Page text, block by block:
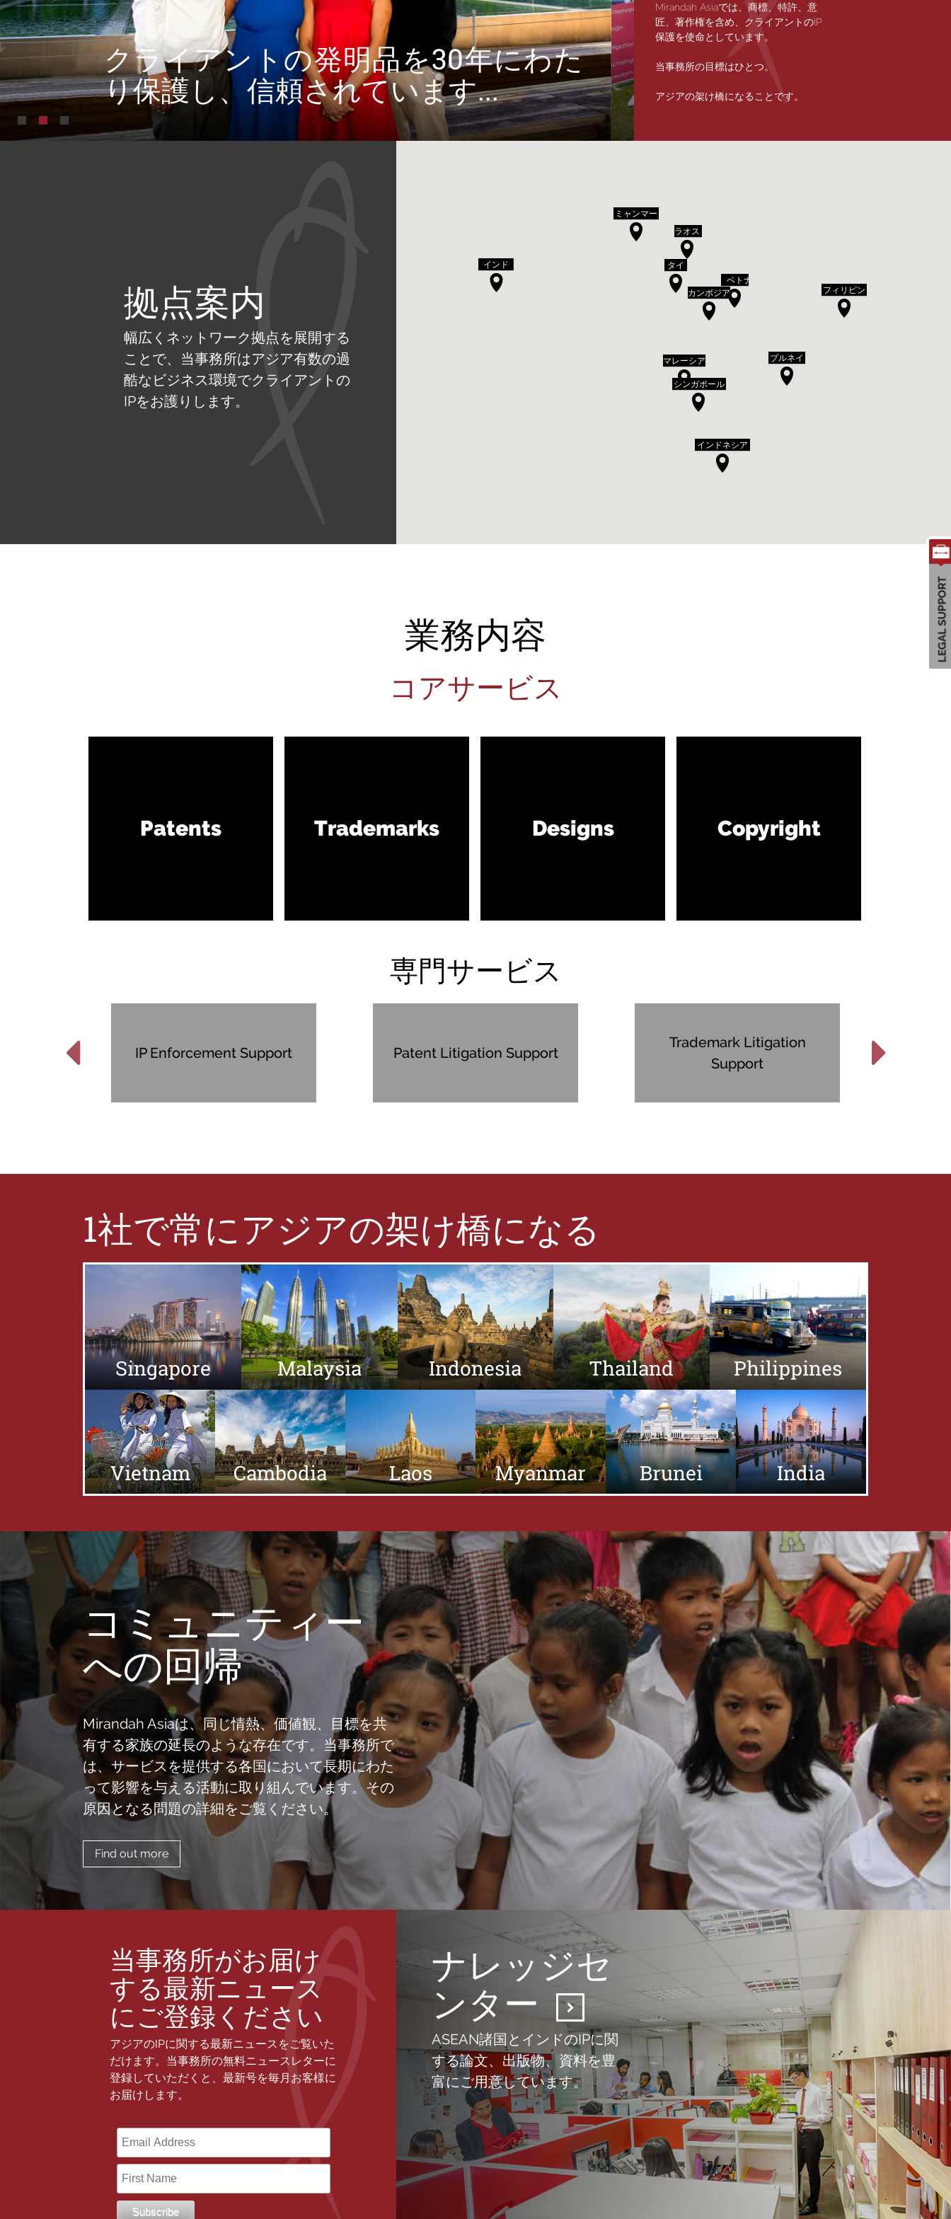
Mirandah Asiaのスタッフをご覧く
ださい...
ASEAN地域
の公開資料を
Mirandah Asiaでは、商標、特許、意
匠、著作権を含め、クライアントのIP
保護を使命としています。
当事務所の目標はひとつ。
アジアの架け橋になることです。
拠点案内
幅広くネットワーク拠点を展開する
ことで、当事務所はアジア有数の過
酷なビジネス環境でクライアントの
IPをお護りします。
業務内容
コアサービス
Patents Trademarks Designs Copyright
専門サービス
IP Enforcement Support Patent Litigation Support
Trademark Litigation
Support
1社で常にアジアの架け橋になる
Singapore Malaysia Indonesia Thailand Philippines
Vietnam Cambodia Laos Myanmar Brunei India
コミュニティー
への回帰
Mirandah Asiaは、同じ情熱、価値観、目標を共
有する家族の延長のような存在です。当事務所で
は、サービスを提供する各国において長期にわた
って影響を与える活動に取り組んでいます。その
原因となる問題の詳細をご覧ください。
Find out more
当事務所がお届け
する最新ニュース
にご登録ください
アジアのIPに関する最新ニュースをご覧いた
だけます。当事務所の無料ニュースレターに
登録していただくと、最新号を毎月お客様に
お届けします。
ナレッジセ
ンター
ASEAN諸国とインドのIPに関
する論文、出版物、資料を豊
富にご用意しています。